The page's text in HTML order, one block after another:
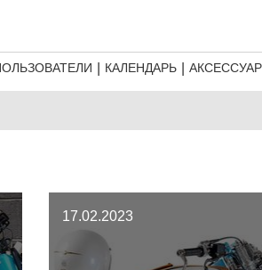
КАЛЕНДАРЬ
17.02.2023